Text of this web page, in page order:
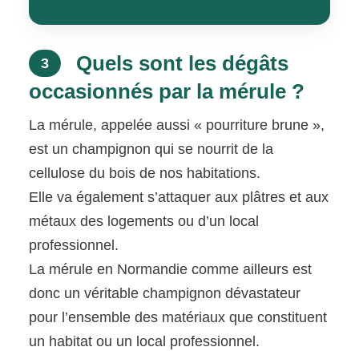
3
Quels sont les dégâts
occasionnés par la mérule ?
La mérule, appelée aussi « pourriture brune »,
est un champignon qui se nourrit de la
cellulose du bois de nos habitations.
Elle va également s’attaquer aux plâtres et aux
métaux des logements ou d’un local
professionnel.
La mérule en Normandie comme ailleurs est
donc un véritable champignon dévastateur
pour l’ensemble des matériaux que constituent
un habitat ou un local professionnel.